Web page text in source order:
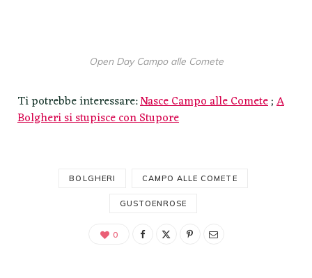
Open Day Campo alle Comete
Ti potrebbe interessare:Nasce Campo alle Comete;A
Bolgheri si stupisce con Stupore
BOLGHERI CAMPO ALLE COMETE
GUSTOENROSE
0